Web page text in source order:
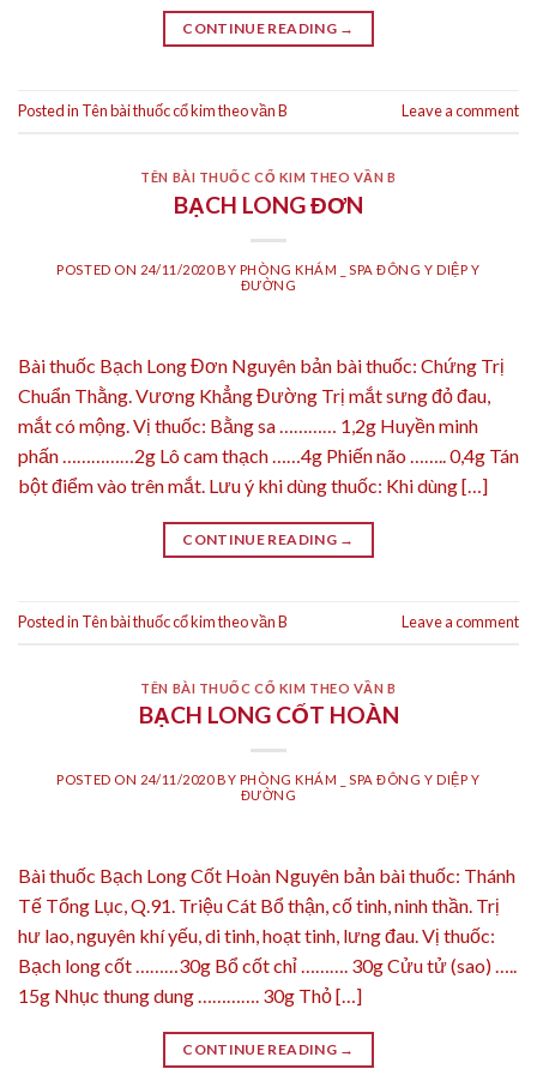
CONTINUE READING →
Posted in Tên bài thuốc cổ kim theo vần B Leave a comment
TÊN BÀI THUỐC CỔ KIM THEO VẦN B
BẠCH LONG ĐƠN
POSTED ON 24/11/2020BY PHÒNG KHÁM _ SPA ĐÔNG Y DIỆP Y
ĐƯỜNG
Bài thuốc Bạch Long Đơn Nguyên bản bài thuốc: Chứng Trị
Chuẩn Thằng. Vương Khẳng Đường Trị mắt sưng đỏ đau,
mắt có mộng. Vị thuốc: Bằng sa ………… 1,2g Huyền minh
phấn ……………2g Lô cam thạch ……4g Phiến não …….. 0,4g Tán
bột điểm vào trên mắt. Lưu ý khi dùng thuốc: Khi dùng […]
CONTINUE READING →
Posted in Tên bài thuốc cổ kim theo vần B Leave a comment
TÊN BÀI THUỐC CỔ KIM THEO VẦN B
BẠCH LONG CỐT HOÀN
POSTED ON 24/11/2020BY PHÒNG KHÁM _ SPA ĐÔNG Y DIỆP Y
ĐƯỜNG
Bài thuốc Bạch Long Cốt Hoàn Nguyên bản bài thuốc: Thánh
Tế Tổng Lục, Q.91. Triệu Cát Bổ thận, cố tinh, ninh thần. Trị
hư lao, nguyên khí yếu, di tinh, hoạt tinh, lưng đau. Vị thuốc:
Bạch long cốt ………30g Bổ cốt chỉ ………. 30g Cửu tử (sao) …..
15g Nhục thung dung …………. 30g Thỏ […]
CONTINUE READING →